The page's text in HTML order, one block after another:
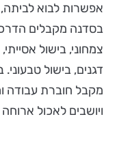
אפשרות לבוא
בסדנה מקבלים
צמחוני, בישול
דגנים, בישול
מקבל חוברת עבודה
ויושבים לאכול